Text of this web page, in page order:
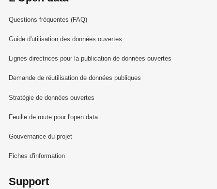
Questions fréquentes (FAQ)
Guide d'utilisation des données ouvertes
Lignes directrices pour la publication de données ouvertes
Demande de réutilisation de données publiques
Stratégie de données ouvertes
Feuille de route pour l'open data
Gouvernance du projet
Fiches d'information
Support